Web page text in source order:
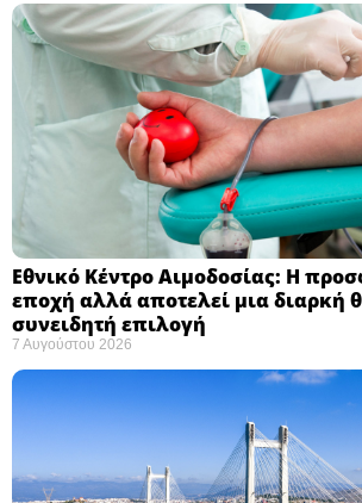
Εθνικό Κέντρο Αιμοδοσίας: H
εποχή αλλά αποτελεί μια διαρκή
συνειδητή επιλογή ​
7 Αυγούστου 2026